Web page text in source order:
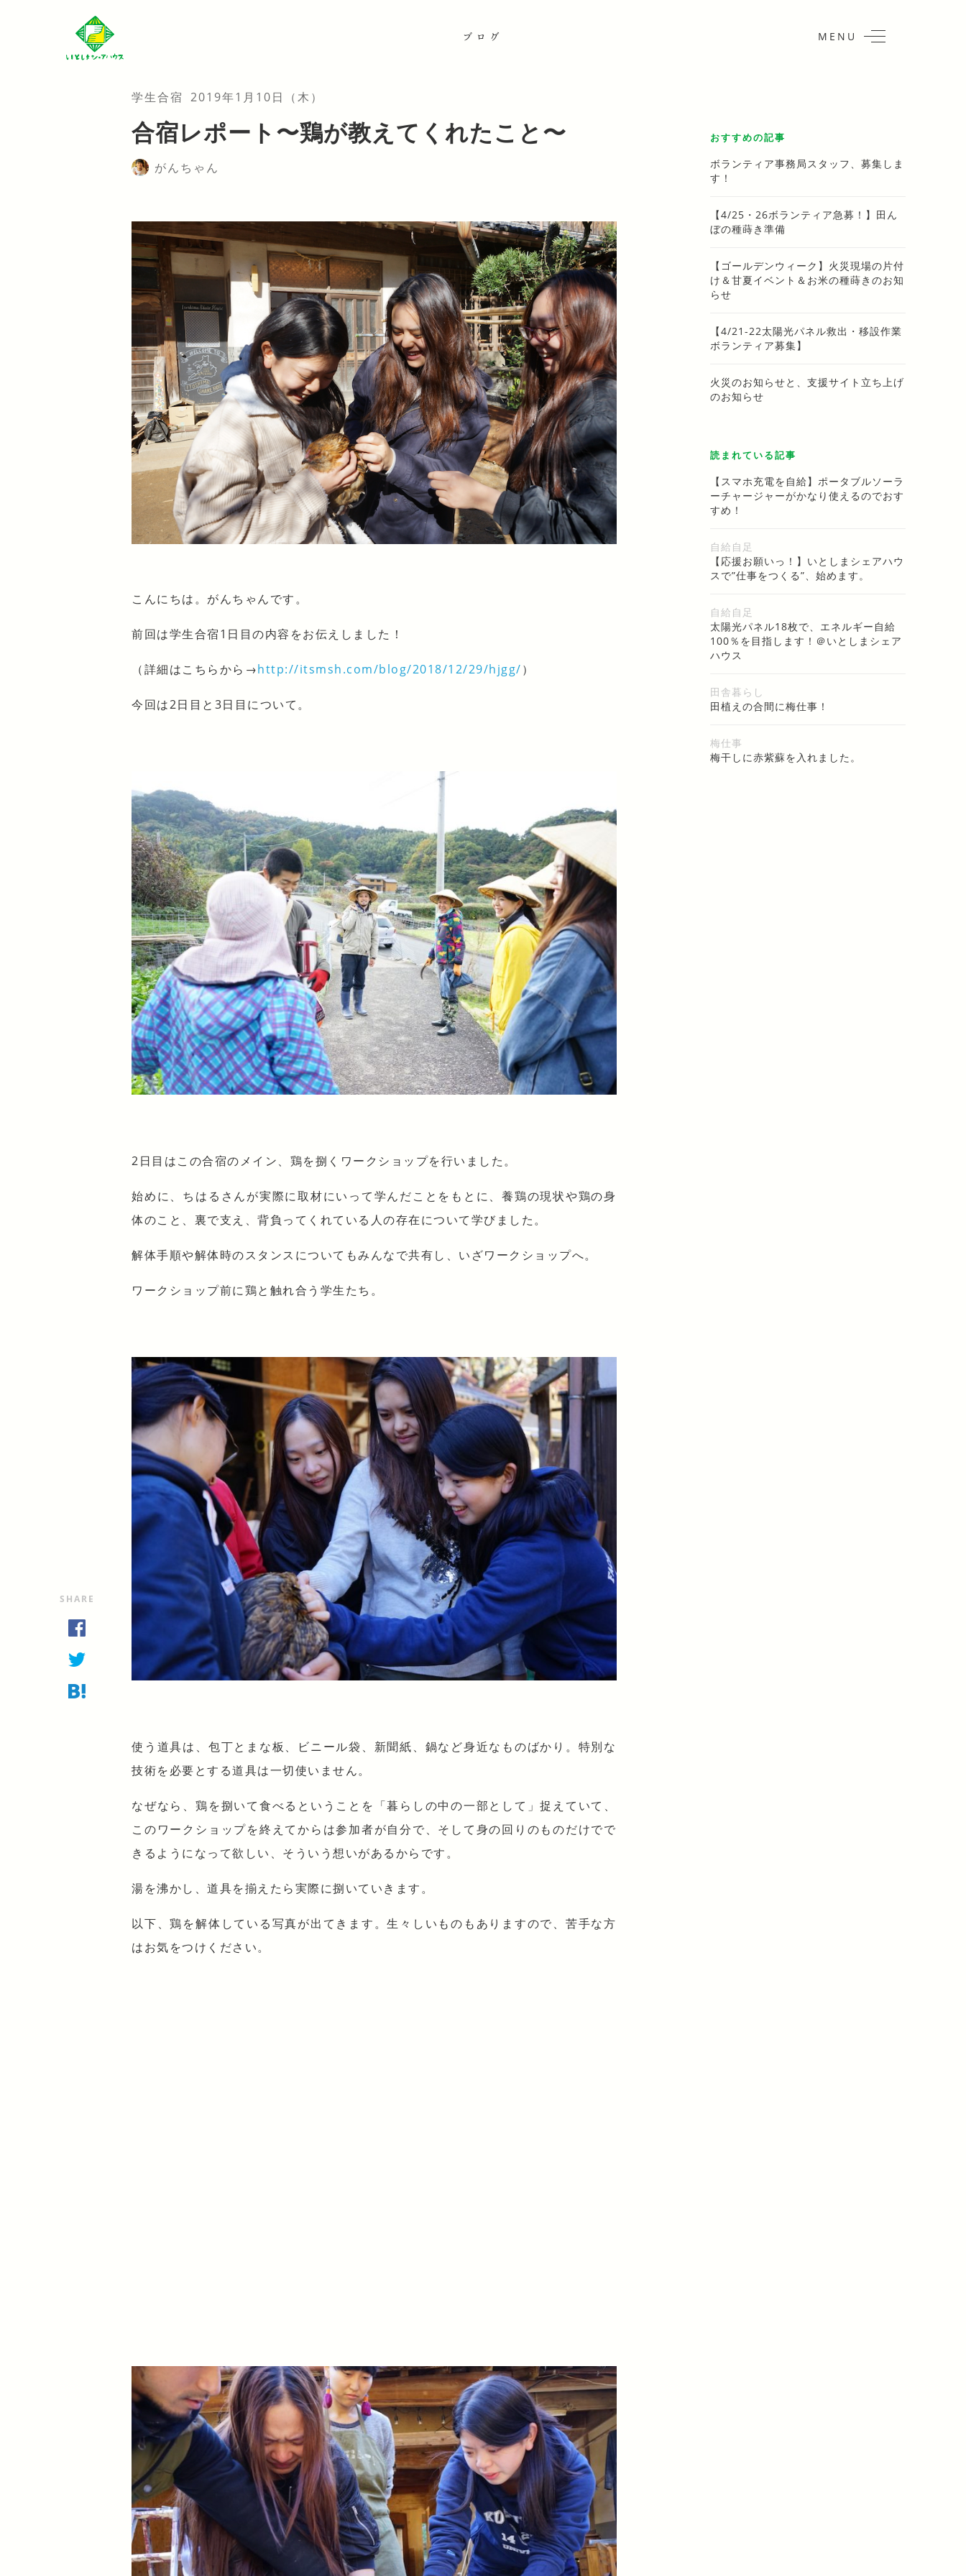
ブログ MENU
SHARE
学生合宿 2019年1月10日（木）
合宿レポート〜鶏が教えてくれたこと〜
がんちゃん
こんにちは。がんちゃんです。
前回は学生合宿1日目の内容をお伝えしました！
（詳細はこちらから→http://itsmsh.com/blog/2018/12/29/hjgg/）
今回は2日目と3日目について。
2日目はこの合宿のメイン、鶏を捌くワークショップを行いました。
始めに、ちはるさんが実際に取材にいって学んだことをもとに、養鶏の現状や鶏の身
体のこと、裏で支え、背負ってくれている人の存在について学びました。
解体手順や解体時のスタンスについてもみんなで共有し、いざワークショップへ。
ワークショップ前に鶏と触れ合う学生たち。
使う道具は、包丁とまな板、ビニール袋、新聞紙、鍋など身近なものばかり。特別な
技術を必要とする道具は一切使いません。
なぜなら、鶏を捌いて食べるということを「暮らしの中の一部として」捉えていて、
このワークショップを終えてからは参加者が自分で、そして身の回りのものだけでで
きるようになって欲しい、そういう想いがあるからです。
湯を沸かし、道具を揃えたら実際に捌いていきます。
以下、鶏を解体している写真が出てきます。生々しいものもありますので、苦手な方
はお気をつけください。
おすすめの記事
ボランティア事務局スタッフ、募集しま
す！
【4/25・26ボランティア急募！】田ん
ぼの種蒔き準備
【ゴールデンウィーク】火災現場の片付
け＆甘夏イベント＆お米の種蒔きのお知
らせ
【4/21-22太陽光パネル救出・移設作業
ボランティア募集】
火災のお知らせと、支援サイト立ち上げ
のお知らせ
読まれている記事
【スマホ充電を自給】ポータブルソーラ
ーチャージャーがかなり使えるのでおす
すめ！
自給自足
【応援お願いっ！】いとしまシェアハウ
スで”仕事をつくる”、始めます。
自給自足
太陽光パネル18枚で、エネルギー自給
100％を目指します！＠いとしまシェア
ハウス
田舎暮らし
田植えの合間に梅仕事！
梅仕事
梅干しに赤紫蘇を入れました。